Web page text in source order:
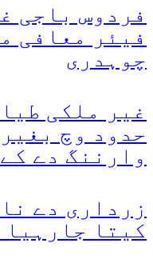
فردوس باجی
فیئر معافی
چوہدری
غیر ملکی
حدود وچ
وارننگ دے
زرداری دے
کیتا